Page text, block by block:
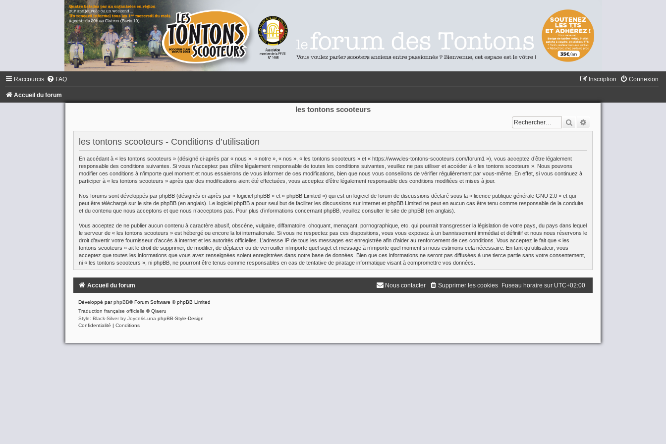
Raccourcis FAQ Connexion
Inscription
Accueil du forum
les tontons scooteurs
Rechercher
les tontons scooteurs - Conditions d’utilisation
En accédant à « les tontons scooteurs » (désigné ci-après par « nous », « notre », « nos », « les tontons scooteurs » et « https://www.les-tontons-scooteurs.com/forum1 »), vous acceptez d’être légalement
responsable des conditions suivantes. Si vous n’acceptez pas d’être légalement responsable de toutes les conditions suivantes, veuillez ne pas utiliser et accéder à « les tontons scooteurs ». Nous pouvons
modifier ces conditions à n’importe quel moment et nous essaierons de vous informer de ces modifications, bien que nous vous conseillons de vérifier régulièrement par vous-même. En effet, si vous continuez à
participer à « les tontons scooteurs » après que des modifications aient été effectuées, vous acceptez d’être légalement responsable des conditions modifiées et mises à jour.
Nos forums sont développés par phpBB (désignés ci-après par « logiciel phpBB » et « phpBB Limited ») qui est un logiciel de forum de discussions déclaré sous la « licence publique générale GNU 2.0» et qui
peut être téléchargé sur le site de phpBB(en anglais). Le logiciel phpBB a pour seul but de faciliter les discussions sur internet et phpBB Limited ne peut en aucun cas être tenu comme responsable de la conduite
et du contenu que nous acceptons et que nous n’acceptons pas. Pour plus d’informations concernant phpBB, veuillez consulter le site de phpBB(en anglais).
Vous acceptez de ne publier aucun contenu à caractère abusif, obscène, vulgaire, diffamatoire, choquant, menaçant, pornographique, etc. qui pourrait transgresser la législation de votre pays, du pays dans lequel
le serveur de « les tontons scooteurs » est hébergé ou encore la loi internationale. Si vous ne respectez pas ces dispositions, vous vous exposez à un bannissement immédiat et définitif et nous nous réservons le
droit d’avertir votre fournisseur d’accès à internet et les autorités officielles. L’adresse IP de tous les messages est enregistrée afin d’aider au renforcement de ces conditions. Vous acceptez le fait que « les
tontons scooteurs » ait le droit de supprimer, de modifier, de déplacer ou de verrouiller n’importe quel sujet et message à n’importe quel moment si nous estimons cela nécessaire. En tant qu’utilisateur, vous
acceptez que toutes les informations que vous avez renseignées soient enregistrées dans notre base de données. Bien que ces informations ne seront pas diffusées à une tierce partie sans votre consentement,
ni « les tontons scooteurs », ni phpBB, ne pourront être tenus comme responsables en cas de tentative de piratage informatique visant à compromettre vos données.
Accueil du forum Fuseau horaire sur UTC+02:00
Supprimer les cookies
Nous contacter
Développé parphpBB® Forum Software © phpBB Limited
Traduction française officielle ©Qiaeru
Style: Black-Silver by Joyce&Luna phpBB-Style-Design
Confidentialité | Conditions